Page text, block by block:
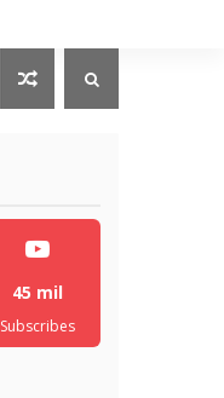
45 mil
Subscribes